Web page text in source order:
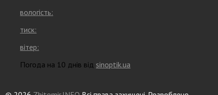
вологість:
тиск:
вітер:
Погода на 10 днів від sinoptik.ua